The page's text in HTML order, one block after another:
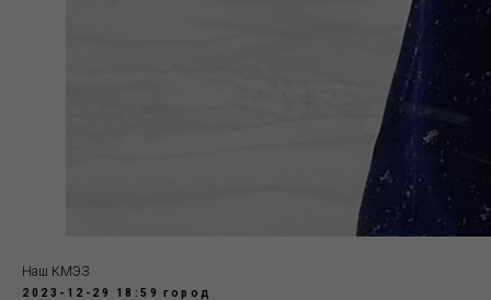
Наш КМЭЗ
2023-12-29 18:59 город